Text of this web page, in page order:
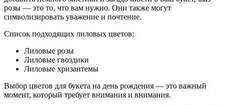
розы — это то, что вам нужно. Они также могут
символизировать уважение и почтение.
Список подходящих лиловых цветов:
Лиловые розы
Лиловые гвоздики
Лиловые хризантемы
Выбор цветов для букета на день рождения — это важный
момент, который требует внимания и внимания.